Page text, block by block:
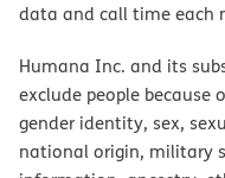
data and call time each
Humana Inc. and its
exclude people because
gender identity, sex,
national origin, military